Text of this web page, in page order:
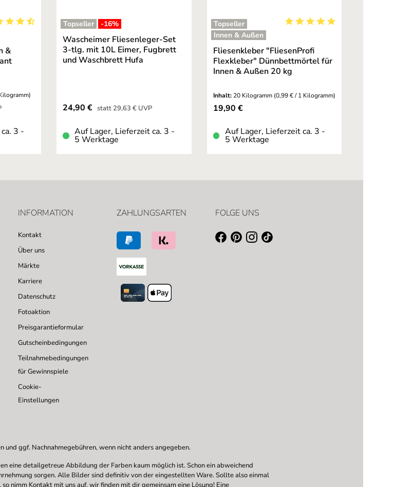
Bewertung von 4.95 von 5 Sternen
&
3 -
Topseller -16%
Wascheimer Fliesenleger-Set
3-tlg. mit 10L Eimer, Fugbrett
und Waschbrett Hufa
Verkaufspreis:
24,90 € statt Regulärer Preis:
29,63 € UVP
Auf Lager, Lieferzeit ca. 3 -
5 Werktage
Topseller
Innen & Außen
Fliesenkleber "FliesenProfi
Flexkleber" Dünnbettmörtel für
Innen & Außen 20 kg
Inhalt: 20 Kilogramm (0,99 € / 1 Kilogramm)
Regulärer Preis:
19,90 €
Auf Lager, Lieferzeit ca. 3 -
5 Werktage
INFORMATION
Kontakt
Über uns
Märkte
Karriere
Datenschutz
Fotoaktion
Preisgarantieformular
Gutscheinbedingungen
Teilnahmebedingungen
für Gewinnspiele
Cookie-
Einstellungen
ZAHLUNGSARTEN FOLGE UNS
und ggf. Nachnahmegebühren, wenn nicht anders angegeben.
eine detailgetreue Abbildung der Farben kaum möglich ist. Schon ein abweichend
sorgen. Alle Bilder sind definitiv von der eingestellten Ware. Sollte also einmal
nimm Kontakt mit uns auf, wir finden mit dir gemeinsam eine Lösung! Eine